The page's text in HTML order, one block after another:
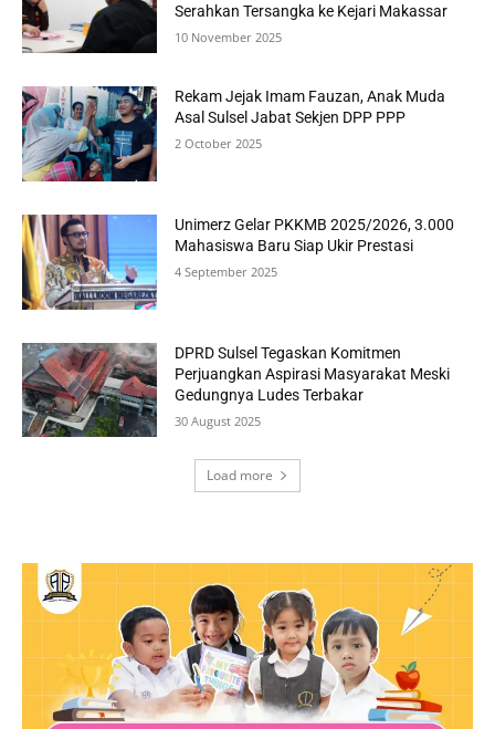
Serahkan Tersangka ke Kejari Makassar
10 November 2025
Rekam Jejak Imam Fauzan, Anak Muda
Asal Sulsel Jabat Sekjen DPP PPP
2 October 2025
Unimerz Gelar PKKMB 2025/2026, 3.000
Mahasiswa Baru Siap Ukir Prestasi
4 September 2025
DPRD Sulsel Tegaskan Komitmen
Perjuangkan Aspirasi Masyarakat Meski
Gedungnya Ludes Terbakar
30 August 2025
Load more